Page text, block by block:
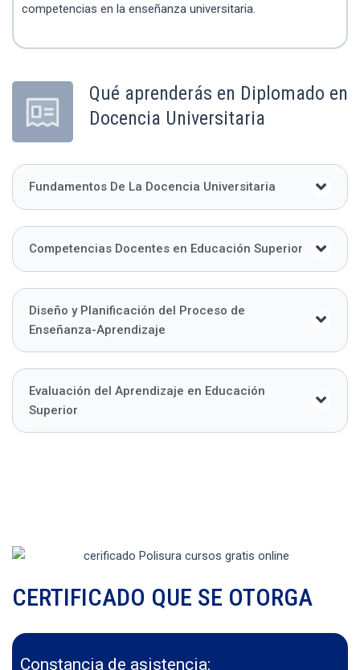
competencias en la enseñanza universitaria.
Qué aprenderás en Diplomado en
Docencia Universitaria
Fundamentos De La Docencia Universitaria
Competencias Docentes en Educación Superior
Diseño y Planificación del Proceso de
Enseñanza-Aprendizaje
Evaluación del Aprendizaje en Educación
Superior
CERTIFICADO QUE SE OTORGA
Constancia de asistencia: